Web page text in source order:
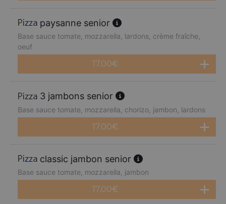
paysanne senior
Base sauce tomate, mozzarella, lardons, crème fraîche,
oeuf
17.00€
3 jambons senior
Base sauce tomate, mozzarella, chorizo, jambon, lardons
17.00€
classic jambon senior
Base sauce tomate, mozzarella, jambon
17.00€